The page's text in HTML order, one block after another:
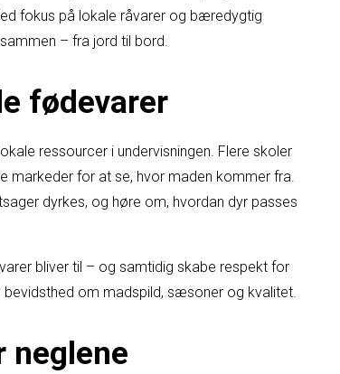
fokus på lokale råvarer og bæredygtig
– fra jord til bord.
fødevarer
ressourcer i undervisningen. Flere skoler
markeder for at se, hvor maden kommer fra.
dyrkes, og høre om, hvordan dyr passes
bliver til – og samtidig skabe respekt for
bevidsthed om madspild, sæsoner og kvalitet.
neglene